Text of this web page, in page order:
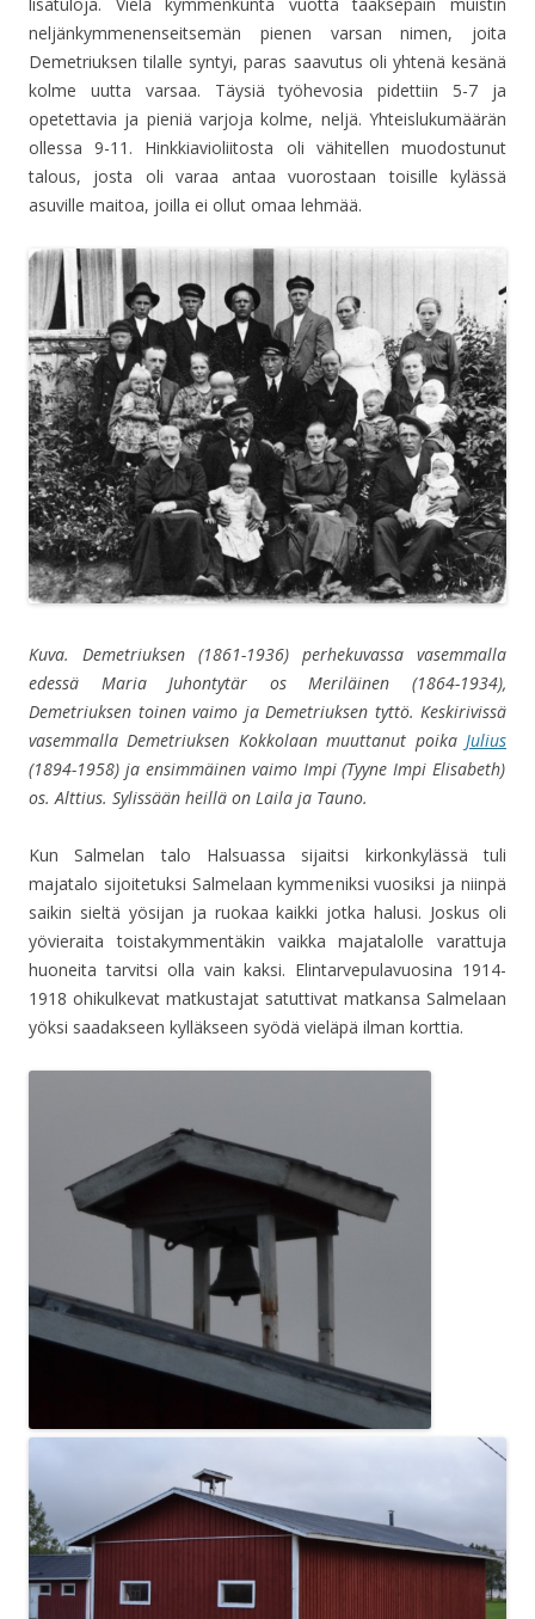
neljänkymmenenseitsemän pienen varsan nimen, joita
Demetriuksen tilalle syntyi, paras saavutus oli yhtenä kesänä
kolme uutta varsaa. Täysiä työhevosia pidettiin 5-7 ja
opetettavia ja pieniä varjoja kolme, neljä. Yhteislukumäärän
ollessa 9-11. Hinkkiavioliitosta oli vähitellen muodostunut
talous, josta oli varaa antaa vuorostaan toisille kylässä
asuville maitoa, joilla ei ollut omaa lehmää.
Kuva. Demetriuksen (1861-1936) perhekuvassa vasemmalla
edessä Maria Juhontytär os Meriläinen (1864-1934),
Demetriuksen toinen vaimo ja Demetriuksen tyttö. Keskirivissä
vasemmalla Demetriuksen Kokkolaan muuttanut poika Julius
(1894-1958) ja ensimmäinen vaimo Impi (Tyyne Impi Elisabeth)
os. Alttius. Sylissään heillä on Laila ja Tauno.
Kun Salmelan talo Halsuassa sijaitsi kirkonkylässä tuli
majatalo sijoitetuksi Salmelaan kymmeniksi vuosiksi ja niinpä
saikin sieltä yösijan ja ruokaa kaikki jotka halusi. Joskus oli
yövieraita toistakymmentäkin vaikka majatalolle varattuja
huoneita tarvitsi olla vain kaksi. Elintarvepulavuosina 1914-
1918 ohikulkevat matkustajat satuttivat matkansa Salmelaan
yöksi saadakseen kylläkseen syödä vieläpä ilman korttia.